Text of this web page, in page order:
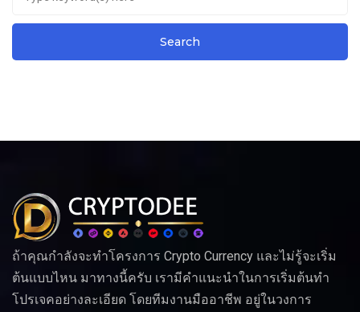
ถ้าคุณกำลังจะทำโครงการ Crypto Currency และไม่รู้จะเริ่ม
ต้นแบบไหน มาทางนี้ครับ เรามีคำแนะนำในการเริ่มต้นทำ
โปรเจคอย่างละเอียด โดยทีมงานมืออาชีพ อยู่ในวงการ